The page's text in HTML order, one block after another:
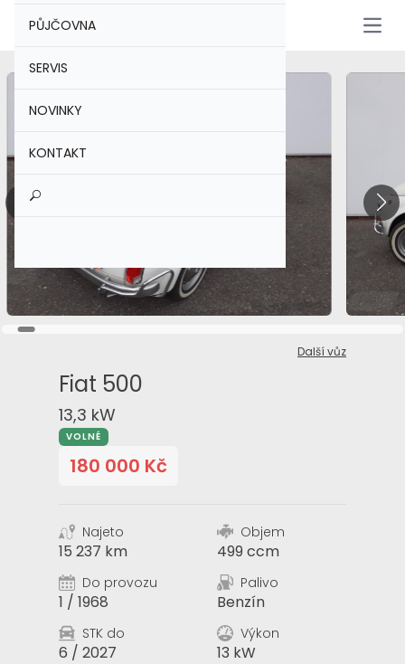
PŮJČOVNA
SERVIS
NOVINKY
KONTAKT
Další vůz
Fiat 500
13,3 kW
VOLNÉ
180 000 Kč
Najeto
15 237 km
Objem
499 ccm
Do provozu
1 / 1968
Palivo
Benzín
STK do
6 / 2027
Výkon
13 kW